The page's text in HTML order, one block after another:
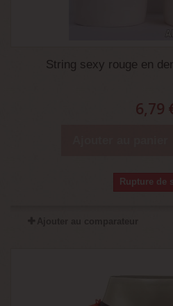
String sexy rouge en
6,79
Rupture de